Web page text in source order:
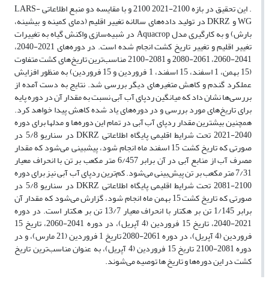
. این تحقیق در بازه 2100-2021 2100 و با مقایسه دو منبع اطلاعاتی LARS-
WG و DKRZ در تولید داده‌های سالانه تغییر اقلیم (دمای کمینه و بیشینه،
بارش) و به کار‌گیری مدل Aquacrop در شبیه‌سازی واکنش گیاه به تغییرات
تغییر اقلیم و تغییر تاریخ کشت انجام شده است. در دوره‌های 2021-2040،
2041-2060، 2061-2080 و 2081-2100 مناسب‌ترین تاریخ‌های کشت متفاوت
(15 بهمن، 1 اسفند، 15 اسفند، 1 فروردین و 15 فروردین) به منظور افزایش
عملکرد گندم و کاهش متغیرهای دیگر بررسی شد. نتایج به دست آمده از
بررسی‌ها نشان داد که میانگین ردپای آب آبی نسبت به مقدار آن در دوره پایه
برای تاریخ‌های مورد بررسی و در دوره‌های یاد شده کاهش پیدا خواهد کرد.
همچنین بیشترین مقدار ردپای آب آبی در تمام این دوره‌ها و مدلها برای دوره
2040-2021 تحت شرایط اقلیمی پایگاه اطلاعاتی DKRZ در سناریو 5/8 در
صورتی که تاریخ کشت 15 اسفند ماه انجام شود، پیشبینی می‌شود که مقدار
مصرف آب از منابع آبی در آن برابر 6/457 متر مکعب بر تن با انحراف معیار
7/31 متر مکعب بر تن پیش‌بینی می‌شود. کم‌ترین ردپای آب آبی نیز برای دوره
2100-2081 تحت شرایط اقلیمی پایگاه اطلاعاتی DKRZ در سناریو 5/8 در
صورتی که تاریخ کشت 15 بهمن ماه انجام شود، گزارش می‌شود که مقدار آن
برابر 1/145 تن بر هکتار با انحراف معیار 13/7 تن بر هکتار است. در دوره
2021-2040، تاریخ 15 فروردین (4 آپریل)، در دوره 2041-2060، تاریخ 15
فروردین (4 آپریل)، در دوره 2061-2080 تاریخ 1 فروردین (21 مارس)، و در
دوره 2081-2100 تاریخ 15 فروردین (4 آپریل)، به عنوان مناسب‌ترین تاریخ
کشت در این دوره‌ها و تاریخ ‌ها توصیه می‌شوند.